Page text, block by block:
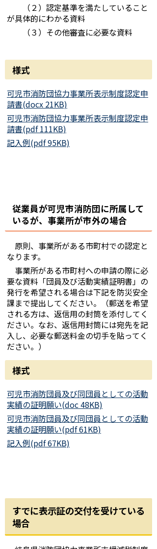
（２）認定基準を満たしていること
が具体的にわかる資料
（３）その他審査に必要な資料
様式
可児市消防団協力事業所表示制度認定申
請書(docx 21KB)
可児市消防団協力事業所表示制度認定申
請書(pdf 111KB)
記入例(pdf 95KB)
従業員が可児市消防団に所属して
いるが、事業所が市外の場合
原則、事業所がある市町村での認定と
なります。
事業所がある市町村への申請の際に必
要な資料「団員及び活動実績証明書」の
発行を希望される場合は下記を防災安全
課まで提出してください。（郵送を希望
される方は、返信用の封筒を添付してく
ださい。なお、返信用封筒には宛先を記
入し、必要な郵送料金の切手を貼ってく
ださい。）
様式
可児市消防団員及び同団員としての活動
実績の証明願い(doc 48KB)
可児市消防団員及び同団員としての活動
実績の証明願い(pdf 61KB)
記入例(pdf 67KB)
すでに表示証の交付を受けている
場合